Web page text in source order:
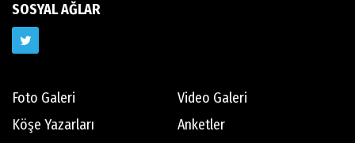
SOSYAL AĞLAR
Foto Galeri
Video Galeri
Köşe Yazarları
Anketler